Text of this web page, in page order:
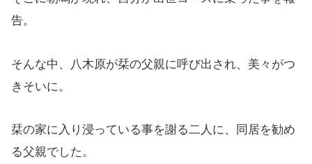
告。
そんな中、八木原が栞の父親に呼び出され、美々がつ
きそいに。
栞の家に入り浸っている事を謝る二人に、同居を勧め
る父親でした。